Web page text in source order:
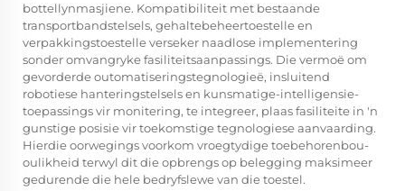
bottellynmasjiene. Kompatibiliteit met bestaande
transportbandstelsels, gehaltebeheertoestelle en
verpakkingstoestelle verseker naadlose implementering
sonder omvangryke fasiliteitsaanpassings. Die vermoë om
gevorderde outomatiseringstegnologieë, insluitend
robotiese hanteringstelsels en kunsmatige-intelligensie-
toepassings vir monitering, te integreer, plaas fasiliteite in 'n
gunstige posisie vir toekomstige tegnologiese aanvaarding.
Hierdie oorwegings voorkom vroegtydige toebehorenbou-
oulikheid terwyl dit die opbrengs op belegging maksimeer
gedurende die hele bedryfslewe van die toestel.